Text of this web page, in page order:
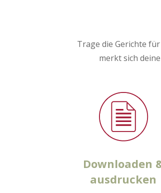
Trage die Gerichte
merkt sich
Downloaden
ausdrucken